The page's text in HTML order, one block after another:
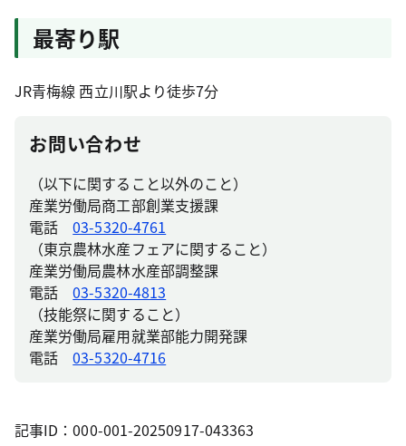
最寄り駅
JR青梅線 西立川駅より徒歩7分
お問い合わせ
（以下に関すること以外のこと）
産業労働局商工部創業支援課
電話03-5320-4761
（東京農林水産フェアに関すること）
産業労働局農林水産部調整課
電話03-5320-4813
（技能祭に関すること）
産業労働局雇用就業部能力開発課
電話03-5320-4716
記事ID：000-001-20250917-043363